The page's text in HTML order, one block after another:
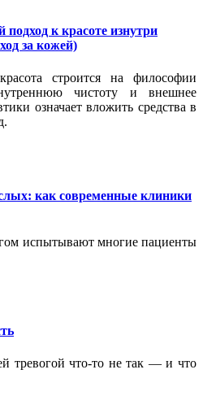
к красоте изнутри
за кожей)
строится на философии
чистоту и внешнее
означает вложить средства в
как современные клиники
испытывают многие пациенты
тревогой что-то не так — и что